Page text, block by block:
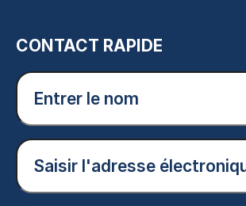
CONTACT RAPIDE
Entrer
nom
(Nécessaire)
Courriel
(Nécessaire)